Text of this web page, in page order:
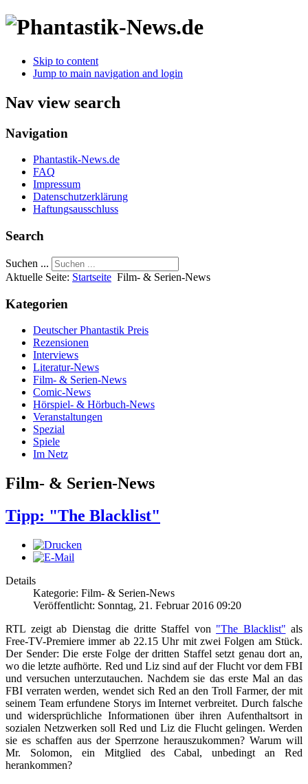
Skip to content
Jump to main navigation and login
Nav view search
Navigation
Phantastik-News.de
FAQ
Impressum
Datenschutzerklärung
Haftungsausschluss
Search
Suchen ...
Aktuelle Seite: Startseite Film- & Serien-News
Kategorien
Deutscher Phantastik Preis
Rezensionen
Interviews
Literatur-News
Film- & Serien-News
Comic-News
Hörspiel- & Hörbuch-News
Veranstaltungen
Spezial
Spiele
Im Netz
Film- & Serien-News
Tipp: "The Blacklist"
Details
Kategorie: Film- & Serien-News
Veröffentlicht: Sonntag, 21. Februar 2016 09:20
RTL zeigt ab Dienstag die dritte Staffel von "The Blacklist" als
Free-TV-Premiere immer ab 22.15 Uhr mit zwei Folgen am Stück.
Der Sender: Die erste Folge der dritten Staffel setzt genau dort an,
wo die letzte aufhörte. Red und Liz sind auf der Flucht vor dem FBI
und versuchen unterzutauchen. Nachdem sie das erste Mal an das
FBI verraten werden, wendet sich Red an den Troll Farmer, der mit
seinem Team erfundene Storys im Internet verbreitet. Durch falsche
und widersprüchliche Informationen über ihren Aufenthaltsort in
sozialen Netzwerken soll Red und Liz die Flucht gelingen. Werden
sie es schaffen aus der Sperrzone herauszukommen? Warum will
Mr. Solomon, ein Mitglied des Cabal, unbedingt an Red
herankommen?